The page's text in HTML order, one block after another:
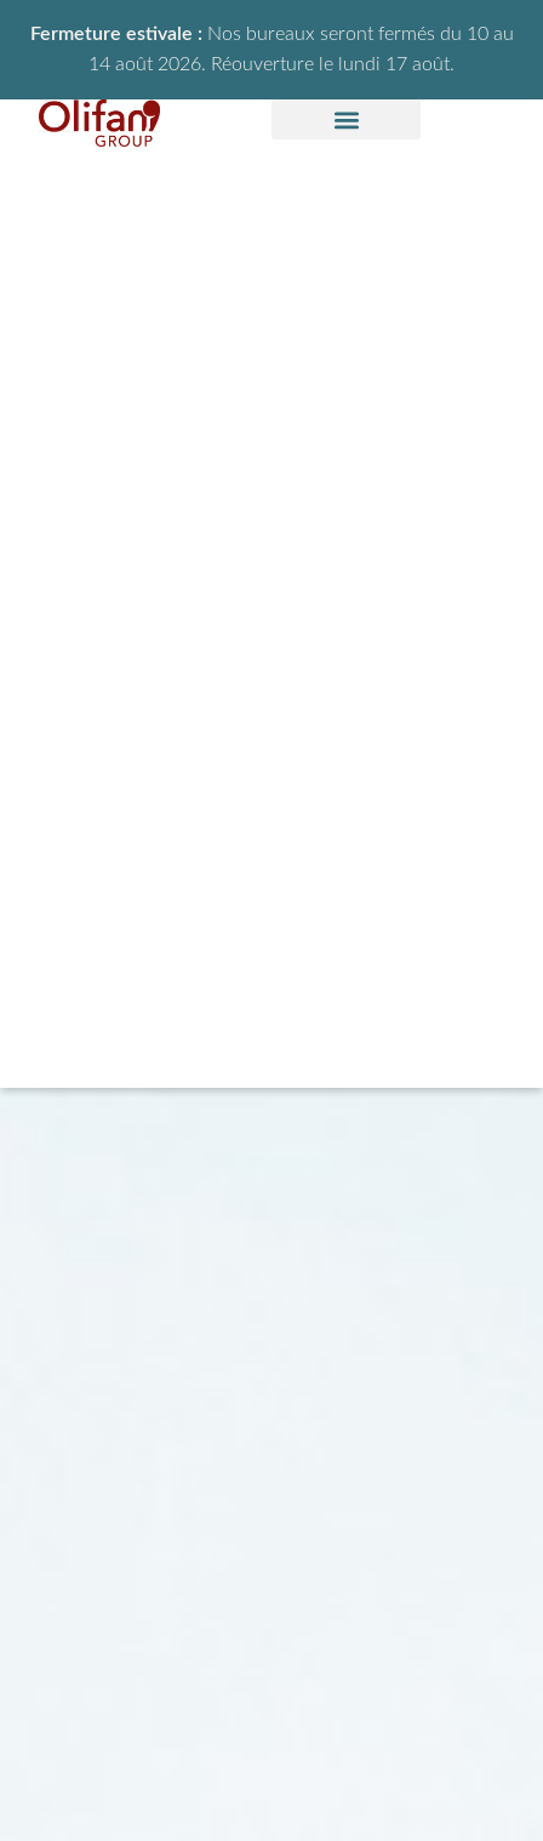
Fermeture estivale : Nos bureaux seront fermés du 10 au
14 août 2026. Réouverture le lundi 17 août.